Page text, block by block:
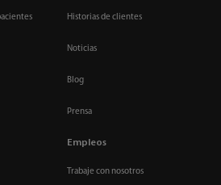
Historias de clientes
Noticias
Blog
Prensa
Empleos
Trabaje con nosotros